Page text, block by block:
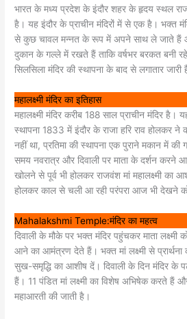
भारत के मध्य प्रदेश के इंदौर शहर के हृदय स्थल
है। यह इंदौर के प्राचीन मंदिरों में से एक है। भक्त
से कुछ चावल मन्नत के रूप में अपने साथ ले जाते हैं
दुकान के गल्ले में रखते हैं ताकि वर्षभर बरकत बनी
सिलसिला मंदिर की स्थापना के बाद से लगातार जारी
महालक्ष्मी मंदिर का इतिहास
महालक्ष्मी मंदिर करीब 188 साल प्राचीन मंदिर है।
स्थापना 1833 में इंदौर के राजा हरि राव होलकर ने
नहीं था, प्रतिमा की स्थापना एक पुराने मकान में
समय नवरात्र और दिवाली पर माता के दर्शन
खोलने से पूर्व भी होलकर राजवंश मां महालक्ष्मी का
होलकर काल से चली आ रही परंपरा आज भी देखने
Mahalakshmi Temple:मंदिर का महत्व
दिवाली के मौके पर भक्त मंदिर पहुंचकर माता
आने का आमंत्रण देते हैं। भक्त मां लक्ष्मी से
सुख-समृद्धि का आशीष दें। दिवाली के दिन मंदिर के
हैं। 11 पंडित मां लक्ष्मी का विशेष अभिषेक करते हैं
महाआरती की जाती है।